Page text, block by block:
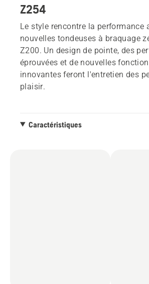
Z254
Le style rencontre la performance
nouvelles tondeuses à braquage
Z200. Un design de pointe, des
éprouvées et de nouvelles
innovantes feront l'entretien des
plaisir.
Caractéristiques